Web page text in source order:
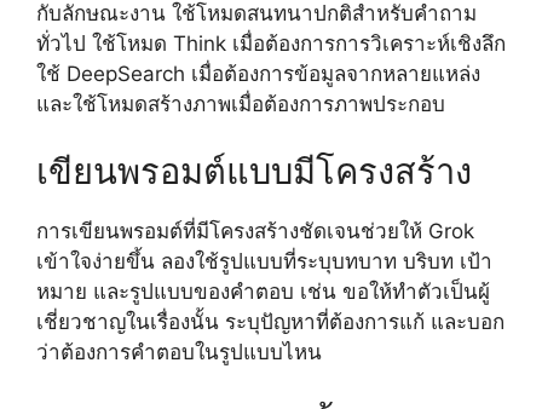
กับลักษณะงาน ใช้โหมดสนทนาปกติสำหรับคำถาม
ทั่วไป ใช้โหมด Think เมื่อต้องการการวิเคราะห์เชิงลึก
ใช้ DeepSearch เมื่อต้องการข้อมูลจากหลายแหล่ง
และใช้โหมดสร้างภาพเมื่อต้องการภาพประกอบ
เขียนพรอมต์แบบมีโครงสร้าง
การเขียนพรอมต์ที่มีโครงสร้างชัดเจนช่วยให้ Grok
เข้าใจง่ายขึ้น ลองใช้รูปแบบที่ระบุบทบาท บริบท เป้า
หมาย และรูปแบบของคำตอบ เช่น ขอให้ทำตัวเป็นผู้
เชี่ยวชาญในเรื่องนั้น ระบุปัญหาที่ต้องการแก้ และบอก
ว่าต้องการคำตอบในรูปแบบไหน